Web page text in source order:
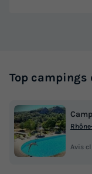
Top campings
Avis